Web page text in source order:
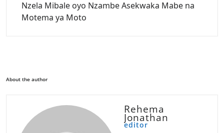
Nzela Mibale oyo Nzambe Asekwaka Mabe na
Motema ya Moto
About the author
Rehema
Jonathan
editor